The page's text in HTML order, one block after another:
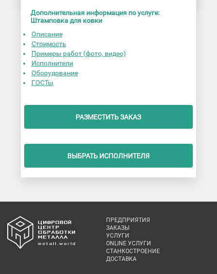
Дополнительная информация по услуге:
Штамповка для ковки
Описание
Стоимость
Примеры работ (фото, видео)
Исполнители
Оборудование
ГОСТы
РАЗМЕСТИТЬ ЗАКАЗ
ВЫБРАТЬ ИСПОЛНИТЕЛЯ
ПРЕДПРИЯТИЯ
ЗАКАЗЫ
УСЛУГИ
ONLINE УСЛУГИ
СТАНКОСТРОЕНИЕ
ДОСТАВКА